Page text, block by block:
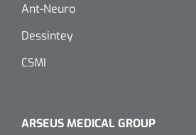
Griffioen
Ant-Neuro
Dessintey
CSMI
ARSEUS MEDICAL GROUP